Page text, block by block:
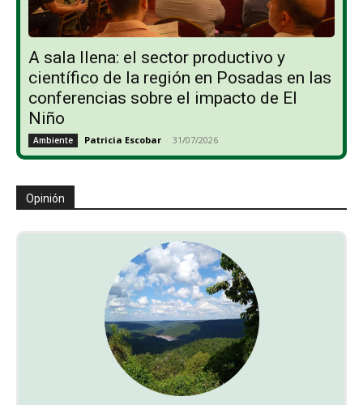
A sala llena: el sector productivo y
científico de la región en Posadas en las
conferencias sobre el impacto de El
Niño
Ambiente Patricia Escobar - 31/07/2026
Opinión